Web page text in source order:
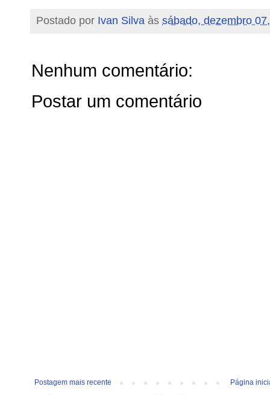
Postado por Ivan Silva às sábado, dezembro
Nenhum comentário:
Postar um comentário
Postagem mais recente Página